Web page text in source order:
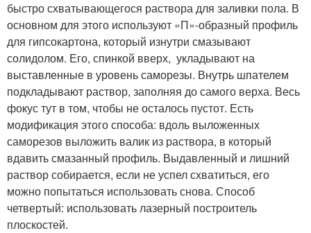
быстро схватывающегося раствора для заливки пола. В
основном для этого используют «П»-образный профиль
для гипсокартона, который изнутри смазывают
солидолом. Его, спинкой вверх, укладывают на
выставленные в уровень саморезы. Внутрь шпателем
подкладывают раствор, заполняя до самого верха. Весь
фокус тут в том, чтобы не осталось пустот. Есть
модификация этого способа: вдоль выложенных
саморезов выложить валик из раствора, в который
вдавить смазанный профиль. Выдавленный и лишний
раствор собирается, если не успел схватиться, его
можно попытаться использовать снова. Способ
четвертый: использовать лазерный построитель
плоскостей.